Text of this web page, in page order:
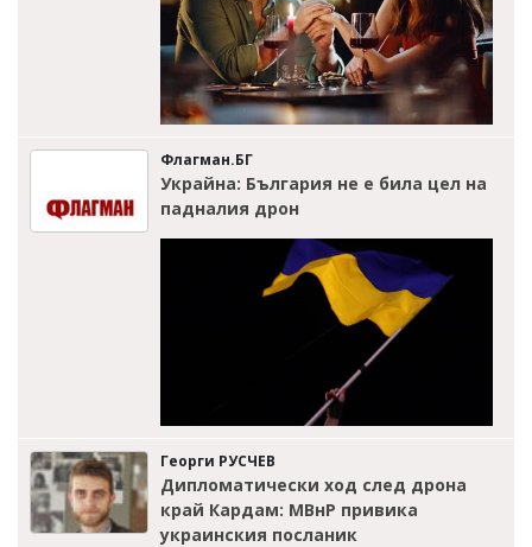
Флагман.БГ
Украйна: България не е била цел на
падналия дрон
Георги РУСЧЕВ
Дипломатически ход след дрона
край Кардам: МВнР привика
украинския посланик